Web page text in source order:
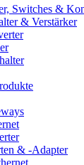
Switches &
& Verstärker
& -Adapter